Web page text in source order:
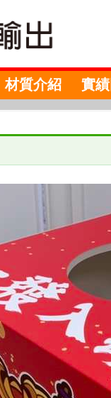
材質介紹 實